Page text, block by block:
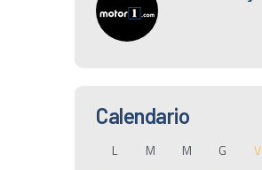
Calendario
L M M G V